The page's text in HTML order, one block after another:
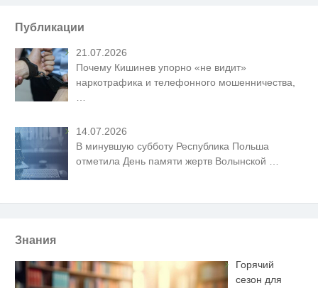
Публикации
21.07.2026
Почему Кишинев упорно «не видит»
наркотрафика и телефонного мошенничества,
14.07.2026
В минувшую субботу Республика Польша
отметила День памяти жертв Волынской
Знания
Горячий
сезон для